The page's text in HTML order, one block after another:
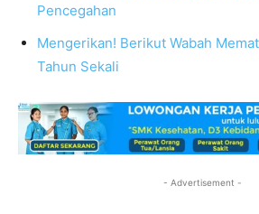
Pencegahan
Mengerikan! Berikut Wabah
Tahun Sekali
- Advertisement -